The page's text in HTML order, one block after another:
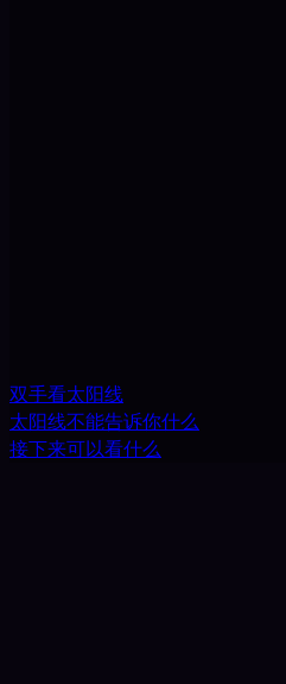
双手看太阳线
太阳线不能告诉你什么
接下来可以看什么